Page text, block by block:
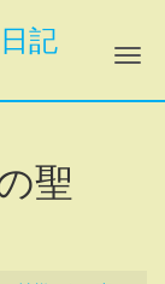
記
ナ
聖